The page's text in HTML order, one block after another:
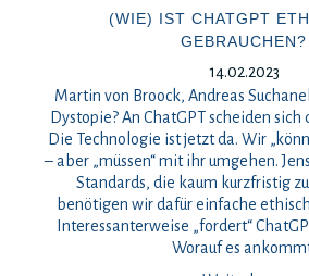
(WIE) IST CHATGPT
GEBRAUCHEN?
14.02.2023
Martin von Broock, Andreas
Dystopie? An ChatGPT scheiden sich
Die Technologie ist jetzt da. Wir
– aber „müssen“ mit ihr umgehen.
Standards, die kaum kurzfristig
benötigen wir dafür einfache
Interessanterweise „fordert“
Worauf es